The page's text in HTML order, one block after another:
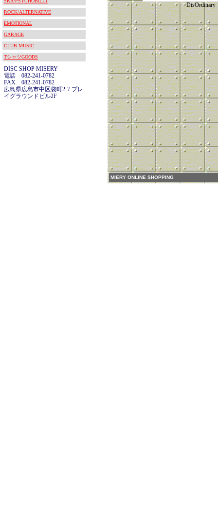
ROCK/ALTERNATIVE
EMOTIONAL
GARAGE
CLUB MUSIC
TシャツGOODS
DISC SHOP MISERY
電話 082-241-0782
FAX 082-241-0782
広島県広島市中区袋町2-7 プレ
イグラウンドビル2F
DisOrdinary
MIERY ONLINE SHOPPING